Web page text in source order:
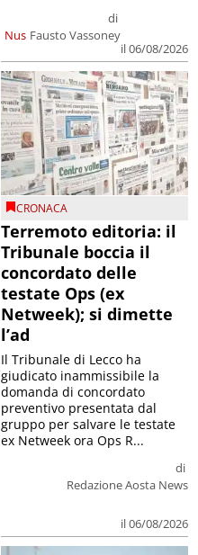
Nus
di
Fausto Vassoney
il 06/08/2026
CRONACA
Terremoto editoria: il
Tribunale boccia il
concordato delle
testate Ops (ex
Netweek); si dimette
l’ad
di
Redazione Aosta News
il 06/08/2026
Il Tribunale di Lecco ha
giudicato inammissibile la
domanda di concordato
preventivo presentata dal
gruppo per salvare le testate
ex Netweek ora Ops R...